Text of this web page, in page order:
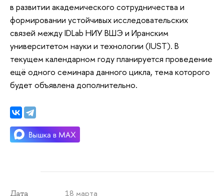
в развитии академического сотрудничества и
формировании устойчивых исследовательских
связей между IDLab НИУ ВШЭ и Иранским
университетом науки и технологии (IUST). В
текущем календарном году планируется проведение
ещё одного семинара данного цикла, тема которого
будет объявлена дополнительно.
Дата 18 марта